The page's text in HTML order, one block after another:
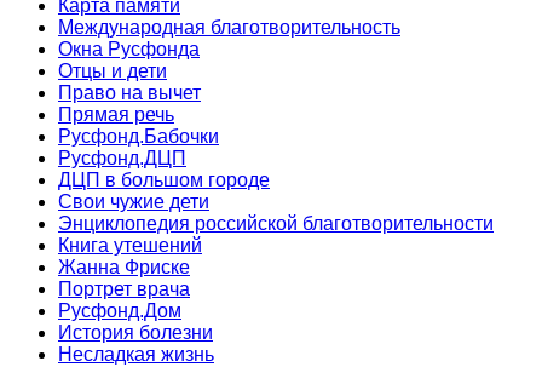
Карта памяти
Международная благотворительность
Окна Русфонда
Отцы и дети
Право на вычет
Прямая речь
Русфонд.Бабочки
Русфонд.ДЦП
ДЦП в большом городе
Свои чужие дети
Энциклопедия российской благотворительности
Книга утешений
Жанна Фриске
Портрет врача
Русфонд.Дом
История болезни
Несладкая жизнь